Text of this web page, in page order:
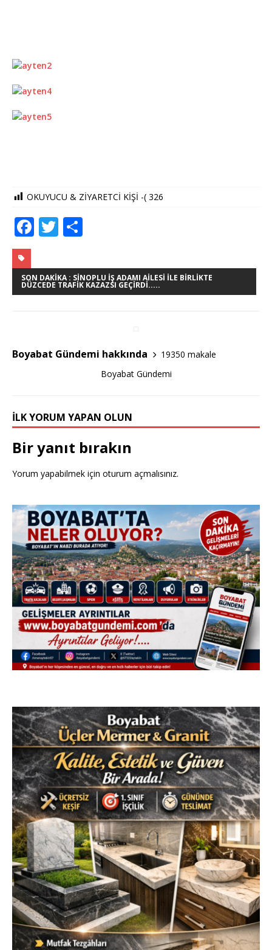
OKUYUCU & ZİYARETCİ KİŞİ -( 326
F
c
e
o
k
T
it
te
ar
e
SON DAKIKA : SINOPLU İŞ ADAMI AILESI İLE BIRLIKTE
DÜZCEDE TRAFIK KAZAZSI GEÇIRDI.....
Boyabat Gündemi hakkında
19350 makale
Boyabat Gündemi
İLK YORUM YAPAN OLUN
Bir yanıt bırakın
Yorum yapabilmek için oturum açmalısınız.